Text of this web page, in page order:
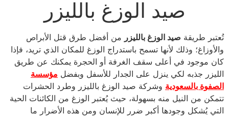
صيد الوزغ بالليزر
تُعتبر طريقة صيد الوزغ بالليزر من أفضل طرق قتل الأبراص
والأوزاغ؛ وذلك لأنها تسمح باستدراج الوزغ للمكان الذي تريد، فإذا
كان موجود في أعلى سقف الغرفة أو الحجرة يمكنك عن طريق
الليزر جذبه لكي ينزل على الجدار للأسفل وبفضل مؤسسة
الصفوة بالسعودية وشركة صيد الوزغ بالليزر وطرد الحشرات
تتمكن من النيل منه بسهولة، حيث يُعتبر الوزغ من الكائنات الحية
التي يُشكل وجودها أكبر ضرر للإنسان ومن هذه الأضرار ما